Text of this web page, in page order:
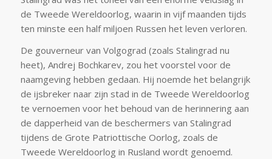
de Tweede Wereldoorlog, waarin in vijf maanden tijds
ten minste een half miljoen Russen het leven verloren.
De gouverneur van Volgograd (zoals Stalingrad nu
heet), Andrej Bochkarev, zou het voorstel voor de
naamgeving hebben gedaan. Hij noemde het belangrijk
de ijsbreker naar zijn stad in de Tweede Wereldoorlog
te vernoemen voor het behoud van de herinnering aan
de dapperheid van de beschermers van Stalingrad
tijdens de Grote Patriottische Oorlog, zoals de
Tweede Wereldoorlog in Rusland wordt genoemd.